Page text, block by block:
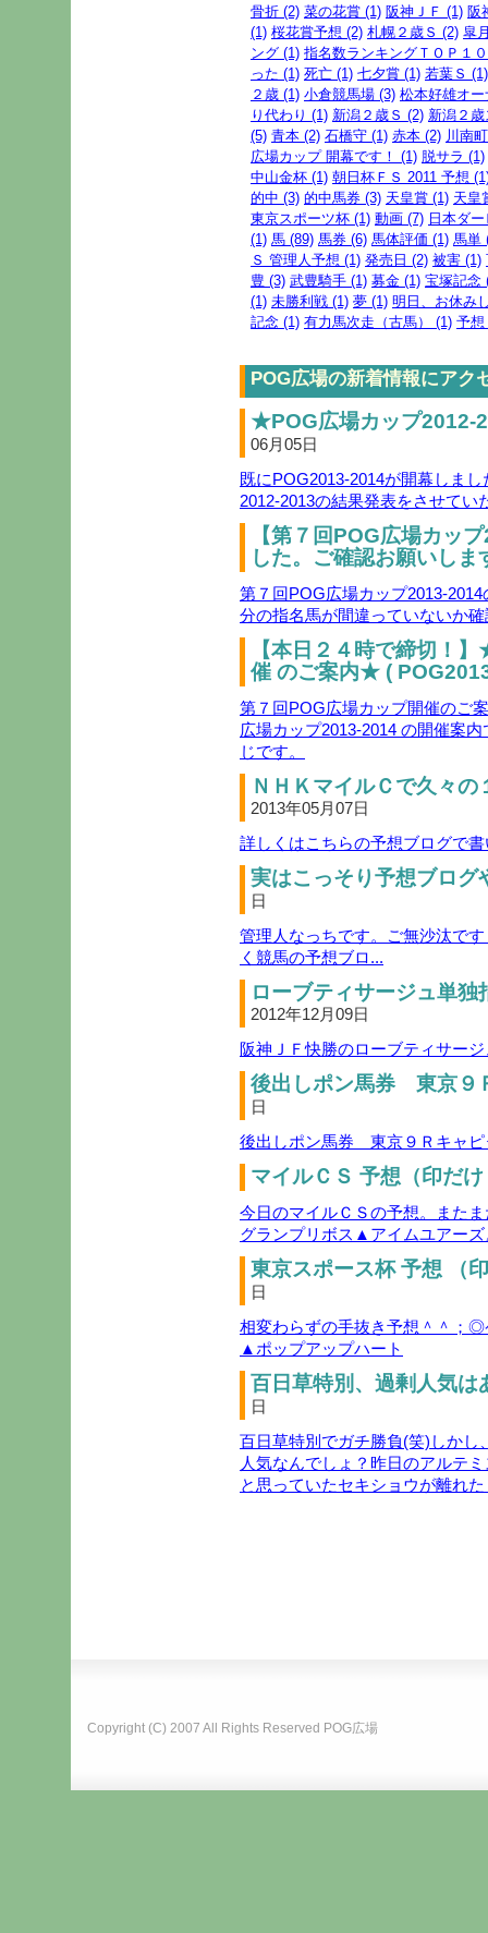
骨折 (2) 菜の花賞 (1) 阪神ＪＦ (1) 阪
(1) 桜花賞予想 (2) 札幌２歳Ｓ (2) 皐
ング (1) 指名数ランキングＴＯＰ１
った (1) 死亡 (1) 七夕賞 (1) 若葉Ｓ (1)
２歳 (1) 小倉競馬場 (3) 松本好雄オー
り代わり (1) 新潟２歳Ｓ (2) 新潟２
(5) 青本 (2) 石橋守 (1) 赤本 (2) 川南
広場カップ 開幕です！ (1) 脱サラ (1)
中山金杯 (1) 朝日杯ＦＳ 2011 予想
的中 (3) 的中馬券 (3) 天皇賞 (1) 天皇
東京スポーツ杯 (1) 動画 (7) 日本ダ
(1) 馬 (89) 馬券 (6) 馬体評価 (1) 馬単
Ｓ 管理人予想 (1) 発売日 (2) 被害 (1)
豊 (3) 武豊騎手 (1) 募金 (1) 宝塚記念
(1) 未勝利戦 (1) 夢 (1) 明日、お休み
記念 (1) 有力馬次走（古馬） (1) 予想
POG広場の新着情報にアク
★POG広場カップ
06月05日
既にPOG2013-2014が開幕しま
2012-2013の結果発表をさせてい
【第７回POG広場カッ
した。ご確認お願いし
第７回POG広場カップ2013-
分の指名馬が間違っていないか
【本日２４時で締切！
催 のご案内★ (
第７回POG広場カップ開催のご
広場カップ2013-2014 の開催案
じです。
ＮＨＫマイルＣで久々
2013年05月07日
詳しくはこちらの予想ブログで
実はこっそり予想ブロ
日
管理人なっちです。ご無沙汰で
く競馬の予想ブロ...
ローブティサージュ単
2012年12月09日
阪神ＪＦ快勝のローブティサー
後出しポン馬券 東京９
日
後出しポン馬券 東京９Ｒキャピ
マイルＣＳ 予想（印だ
今日のマイルＣＳの予想。また
グランプリボス▲アイムユアー
東京スポース杯 予想 （
日
相変わらずの手抜き予想＾＾；
▲ポップアップハート
百日草特別、過剰人気
日
百日草特別でガチ勝負(笑)しかし
人気なんでしょ？昨日のアルテ
と思っていたセキショウが離れ
Copyright (C) 2007 All Rights Reserved POG広場